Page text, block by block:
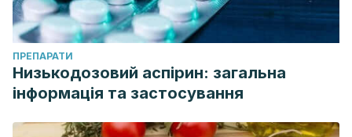
ПРЕПАРАТИ
Низькодозовий аспірин: загальна
інформація та застосування